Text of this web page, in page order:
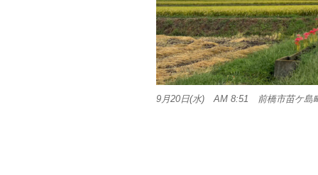
9月20日(水) AM 8:51 前橋市苗ケ島